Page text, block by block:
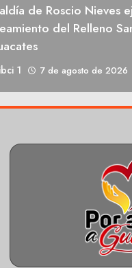
de Roscio Nieves
del Relleno
1 7 de agosto de 2026